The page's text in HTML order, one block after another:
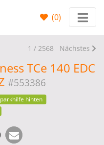
(0)
1 / 2568 Nächstes
TCe 140 EDC
#553386
hinten